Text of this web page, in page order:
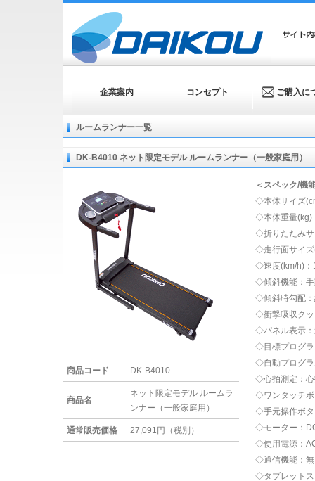
企業案内 コンセプト ご購入に
ルームランナー一覧
DK-B4010 ネット限定モデル ルームランナー（一般家庭用）
商品コード DK-B4010
商品名
ネット限定モデル ルームラ
ンナー（一般家庭用）
通常販売価格 27,091円（税別）
＜スペック/機
◇本体サイズ
◇本体重量(kg)
◇折りたたみサ
◇走行面サイズ
◇速度(km/h)：
◇傾斜機能：
◇傾斜時勾配
◇衝撃吸収ク
◇パネル表示：
◇目標プログラ
◇自動プログラ
◇心拍測定：心
◇ワンタッチボ
◇手元操作ボタ
◇モーター：
◇使用電源：
◇通信機能：
◇タブレットス